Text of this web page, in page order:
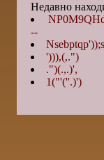
Недавно
--
'))),(,.")
.")(.,.)',
1("'(''.)')